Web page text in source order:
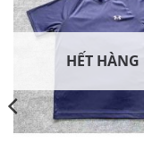
HẾT HÀNG